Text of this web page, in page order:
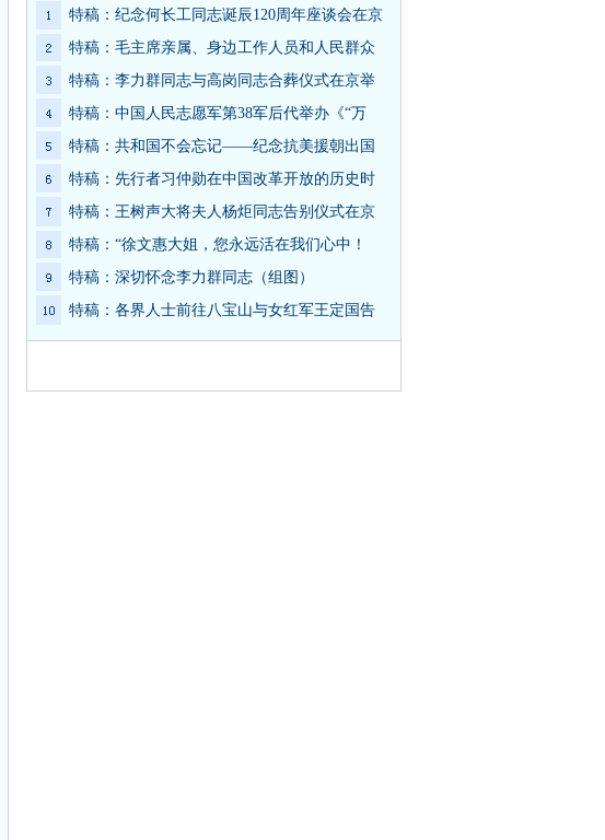
特稿：纪念何长工同志诞辰120周年座谈会在京
特稿：毛主席亲属、身边工作人员和人民群众
特稿：李力群同志与高岗同志合葬仪式在京举
特稿：中国人民志愿军第38军后代举办《“万
特稿：共和国不会忘记——纪念抗美援朝出国
特稿：先行者习仲勋在中国改革开放的历史时
特稿：王树声大将夫人杨炬同志告别仪式在京
特稿：“徐文惠大姐，您永远活在我们心中！
特稿：深切怀念李力群同志（组图）
特稿：各界人士前往八宝山与女红军王定国告